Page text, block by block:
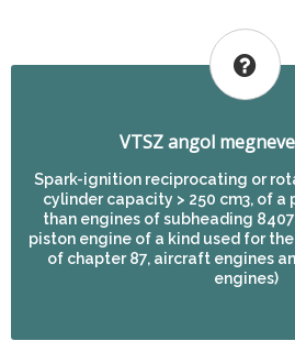
VTSZ angol
Spark-ignition reciprocating or
cylinder capacity > 250 cm3, of a
than engines of subheading
piston engine of a kind used for
of chapter 87, aircraft engines
engines)